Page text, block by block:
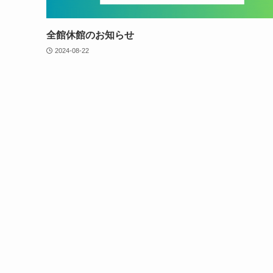
全館休館のお知らせ
2024-08-22